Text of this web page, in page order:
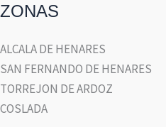
ZONAS
ALCALA DE HENARES
SAN FERNANDO DE HENARES
TORREJON DE ARDOZ
COSLADA